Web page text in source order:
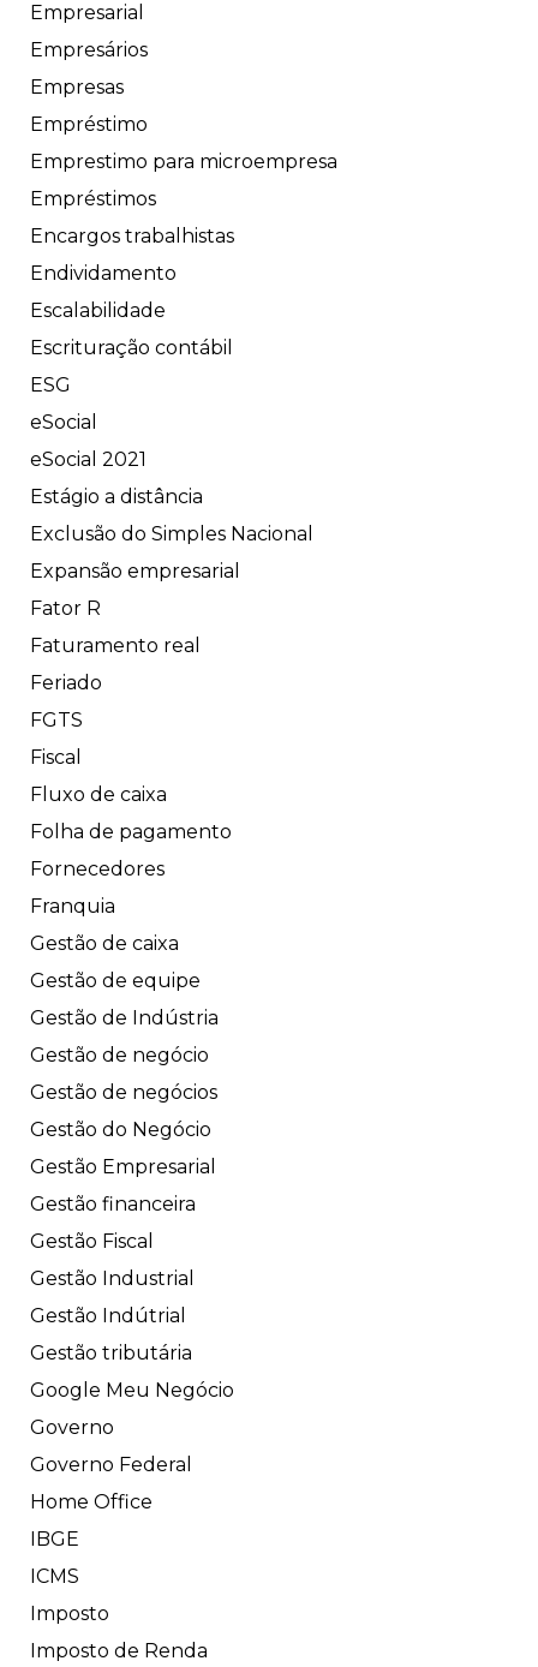
Empresarial
Empresários
Empresas
Empréstimo
Emprestimo para microempresa
Empréstimos
Encargos trabalhistas
Endividamento
Escalabilidade
Escrituração contábil
ESG
eSocial
eSocial 2021
Estágio a distância
Exclusão do Simples Nacional
Expansão empresarial
Fator R
Faturamento real
Feriado
FGTS
Fiscal
Fluxo de caixa
Folha de pagamento
Fornecedores
Franquia
Gestão de caixa
Gestão de equipe
Gestão de Indústria
Gestão de negócio
Gestão de negócios
Gestão do Negócio
Gestão Empresarial
Gestão financeira
Gestão Fiscal
Gestão Industrial
Gestão Indútrial
Gestão tributária
Google Meu Negócio
Governo
Governo Federal
Home Office
IBGE
ICMS
Imposto
Imposto de Renda